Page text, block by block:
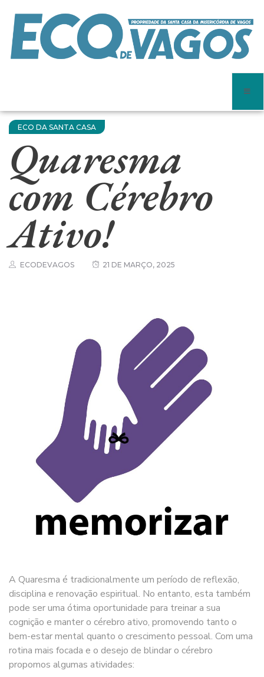
ECO DA SANTA CASA
Quaresma
com Cérebro
Ativo!
ECODEVAGOS 21 DE MARÇO, 2025
A Quaresma é tradicionalmente um período de reflexão,
disciplina e renovação espiritual. No entanto, esta também
pode ser uma ótima oportunidade para treinar a sua
cognição e manter o cérebro ativo, promovendo tanto o
bem-estar mental quanto o crescimento pessoal. Com uma
rotina mais focada e o desejo de blindar o cérebro
propomos algumas atividades: